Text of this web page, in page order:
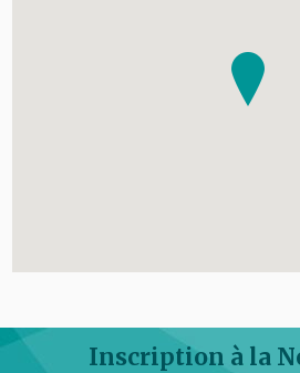
Inscription à la